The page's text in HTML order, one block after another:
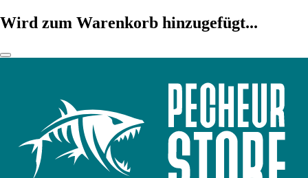
Wird zum Warenkorb hinzugefügt...